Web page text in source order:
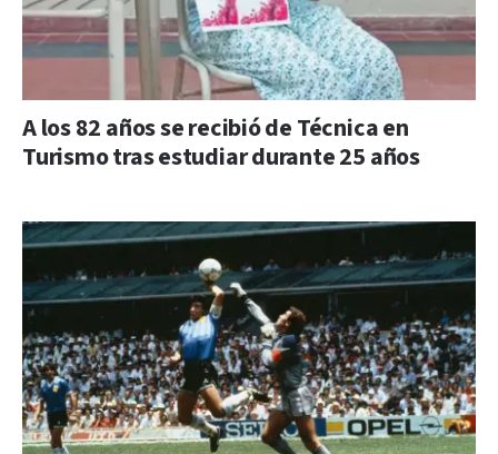
A los 82 años se recibió de Técnica en
Turismo tras estudiar durante 25 años